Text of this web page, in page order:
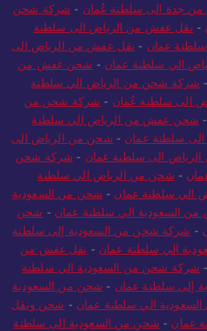
جدة الى سلطنة عُمان - شركة شحن
- نقل عفش من الرياض الى سلطنة
عمان - نقل عفش من الرياض الى
الي سلطنة عمان - شحن عفش من
- شركة شحن من الرياض الي سلطنة
الى سلطنة عُمان - شركة شحن من
- شحن عفش من الرياض الي سلطنة
سلطنة عمان - شحن من الرياض الى
الى سلطنة عمان - شركة شحن
- شحن من الرياض الي سلطنة
الي سلطنة عمان - شحن من السعودية
السعودية الي سلطنة عمان - شحن
- شركة شحن من السعودية إلى سلطنة
الي سلطنة عمان - نقل عفش من
- شركة شحن من السعودية الي سلطنة
إلى سلطنة عمان - شحن من السعودية
الي سلطنة عمان - شحن ونقل
عمان - شحن من السعودية الى سلطنة